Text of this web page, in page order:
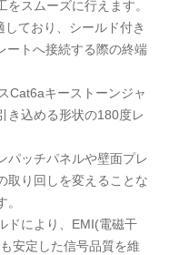
スムーズに行えます。
ており、シールド付き
ートへ接続する際の終端
Cat6aキーストーンジャ
き込める形状の180度レ
パッチパネルや壁面プレ
取り回しを変えることな
ドにより、EMI(電磁干
安定した信号品質を維